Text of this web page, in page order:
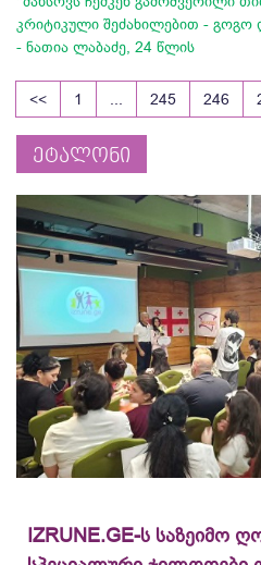
კრიტიკული შეძახილებით - გოგო
- ნათია ლაბაძე, 24 წლის
<< 1 245 246
ეტალონი
IZRUNE.GE-ს საზეიმო